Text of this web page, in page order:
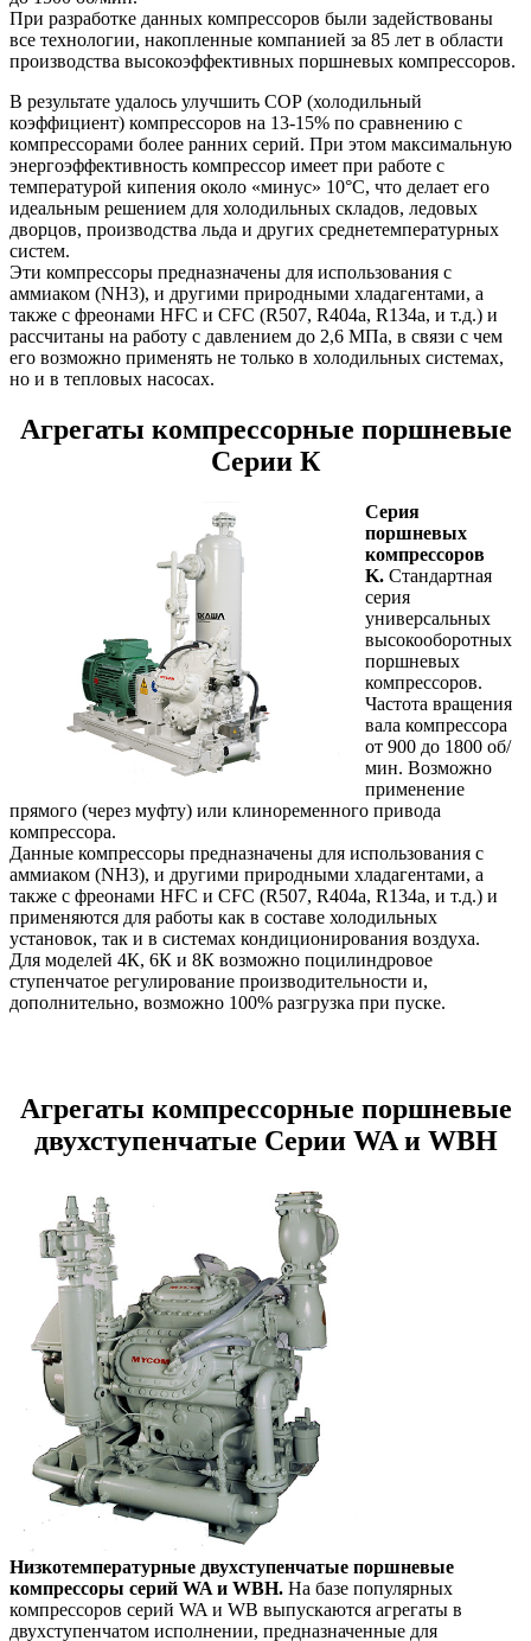
При разработке данных компрессоров были задействованы
все технологии, накопленные компанией за 85 лет в области
производства высокоэффективных поршневых компрессоров.
В результате удалось улучшить СОР (холодильный
коэффициент) компрессоров на 13-15% по сравнению с
компрессорами более ранних серий. При этом максимальную
энергоэффективность компрессор имеет при работе с
температурой кипения около «минус» 10°С, что делает его
идеальным решением для холодильных складов, ледовых
дворцов, производства льда и других среднетемпературных
систем.
Эти компрессоры предназначены для использования с
аммиаком (NH3), и другими природными хладагентами, а
также с фреонами HFС и СFС (R507, R404a, R134a, и т.д.) и
рассчитаны на работу с давлением до 2,6 МПа, в связи с чем
его возможно применять не только в холодильных системах,
но и в тепловых насосах.
Агрегаты компрессорные поршневые
Серии К
Cерия
поршневых
компрессоров
K. Стандартная
серия
универсальных
высокооборотных
поршневых
компрессоров.
Частота вращения
вала компрессора
от 900 до 1800 об/
мин. Возможно
применение
прямого (через муфту) или клиноременного привода
компрессора.
Данные компрессоры предназначены для использования с
аммиаком (NH3), и другими природными хладагентами, а
также с фреонами HFС и СFС (R507, R404a, R134a, и т.д.) и
применяются для работы как в составе холодильных
установок, так и в системах кондиционирования воздуха.
Для моделей 4К, 6К и 8К возможно поцилиндровое
ступенчатое регулирование производительности и,
дополнительно, возможно 100% разгрузка при пуске.
Агрегаты компрессорные поршневые
двухступенчатые Серии WA и WBH
Низкотемпературные двухступенчатые поршневые
компрессоры серий WA и WBH. На базе популярных
компрессоров серий WA и WB выпускаются агрегаты в
двухступенчатом исполнении, предназначенные для